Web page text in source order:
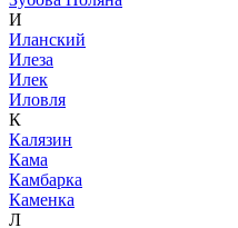
И
Иланский
Илеза
Илек
Иловля
К
Калязин
Кама
Камбарка
Каменка
Л